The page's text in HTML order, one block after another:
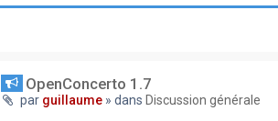
OpenConcerto 1.7
par guillaume » dans Discussion générale